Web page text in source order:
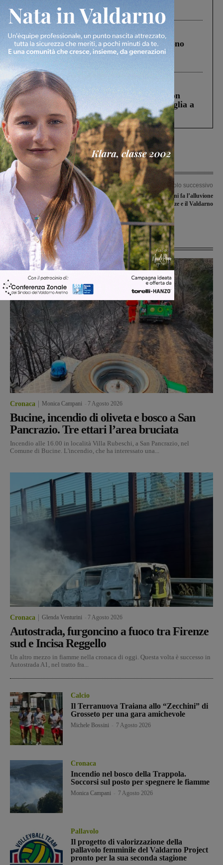
ringraziamento al Governo”
Cronaca 4 Agosto 2026
Un anno fa la strage in A1 in cui morirono
Gianni, Giulia e Franco. Lo schianto, il
processo, lo stop ai sorpassi fra tir....
Cronaca 3 Agosto 2026
Scomparso da una struttura di Castiglion
Fiorentino l’uomo che aveva ucciso la figlia a
Levane nel 2020
Articolo precedente
Educazione fisica all’aperto: la scelta
in sicurezza per gli studenti delle
scuole medie
Articolo successivo
Cinquantaquattro anni fa l’alluvione
che colpì Firenze e il Valdarno
Ultime Notizie
Cronaca Monica Campani 7 Agosto 2026
Bucine, incendio di oliveta e bosco a San
Pancrazio. Tre ettari l’area bruciata
Incendio alle 16.00 in località Villa Rubeschi, a San Pancrazio, nel
Comune di Bucine. L'incendio, che ha interessato una...
Cronaca Glenda Venturini 7 Agosto 2026
Autostrada, furgoncino a fuoco tra Firenze
sud e Incisa Reggello
Un altro mezzo in fiamme nella cronaca di oggi. Questa volta è successo in
Autostrada A1, nel tratto fra...
Calcio
Il Terranuova Traiana allo “Zecchini” di
Grosseto per una gara amichevole
Michele Bossini 7 Agosto 2026
Cronaca
Incendio nel bosco della Trappola.
Soccorsi sul posto per spegnere le fiamme
Monica Campani 7 Agosto 2026
Pallavolo
Il progetto di valorizzazione della
pallavolo femminile del Valdarno Project
pronto per la sua seconda stagione